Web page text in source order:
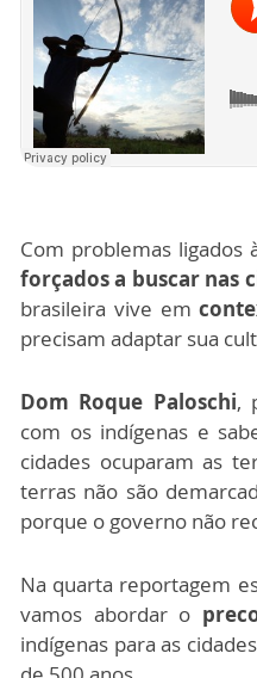
Com problemas ligados
forçados a buscar nas
brasileira vive em
precisam adaptar sua
Dom Roque Paloschi,
com os indígenas e
cidades ocuparam as
terras não são
porque o governo não
Na quarta reportagem
vamos abordar o
indígenas para as